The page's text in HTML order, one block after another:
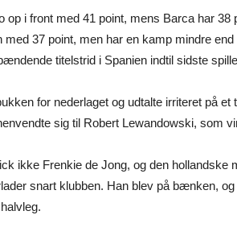
op i front med 41 point, mens Barca har
med 37 point, men har en kamp mindre
titelstrid i Spanien indtil sidste
for nederlaget og udtalte irriteret på et
sig til Robert Lewandowski, som
ikke Frenkie de Jong, og den hollandske
snart klubben. Han blev på bænken,